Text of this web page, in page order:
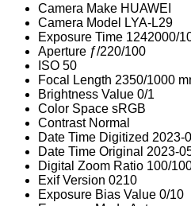
Camera Make HUAWEI
Camera Model
LYA-L29
Exposure Time 1242000/
Aperture ƒ/220/100
ISO 50
Focal Length 2350/1000
Brightness Value 0/1
Color Space sRGB
Contrast Normal
Date Time Digitized 2023-
Date Time Original 2023-
Digital Zoom Ratio 100/
Exif Version 0210
Exposure Bias Value 0/10